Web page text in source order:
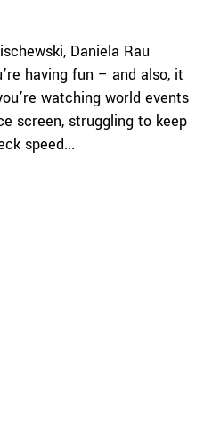
Daniela Rau
having fun – and also, it
watching world events
screen, struggling to keep
speed...